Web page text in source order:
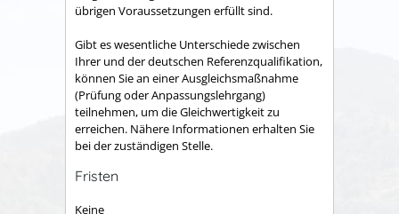
übrigen Voraussetzungen erfüllt sind.
Gibt es wesentliche Unterschiede zwischen
Ihrer und der deutschen Referenzqualifikation,
können Sie an einer Ausgleichsmaßnahme
(Prüfung oder Anpassungslehrgang)
teilnehmen, um die Gleichwertigkeit zu
erreichen. Nähere Informationen erhalten Sie
bei der zuständigen Stelle.
Fristen
Keine